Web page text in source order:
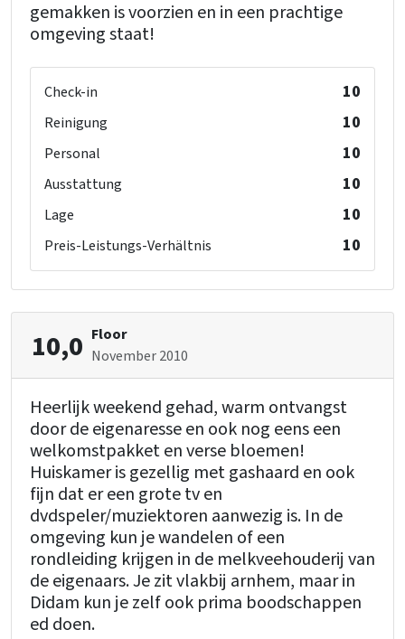
gemakken is voorzien en in een prachtige
omgeving staat!
Check-in 10
Reinigung 10
Personal 10
Ausstattung 10
Lage 10
Preis-Leistungs-Verhältnis 10
10,0 Floor
November 2010
Heerlijk weekend gehad, warm ontvangst
door de eigenaresse en ook nog eens een
welkomstpakket en verse bloemen!
Huiskamer is gezellig met gashaard en ook
fijn dat er een grote tv en
dvdspeler/muziektoren aanwezig is. In de
omgeving kun je wandelen of een
rondleiding krijgen in de melkveehouderij van
de eigenaars. Je zit vlakbij arnhem, maar in
Didam kun je zelf ook prima boodschappen
ed doen.